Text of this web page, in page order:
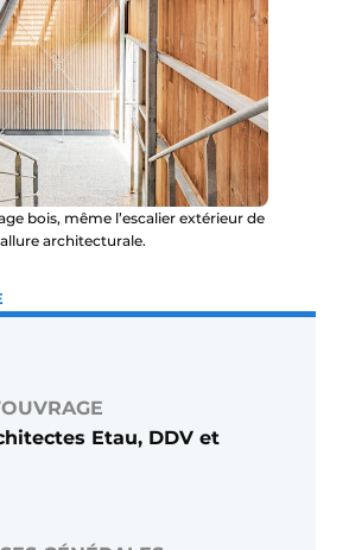
bois, même l’escalier extérieur de
architecturale.
Etau, DDV et